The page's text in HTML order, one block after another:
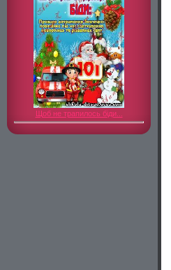
Щоб не трапилось біди...